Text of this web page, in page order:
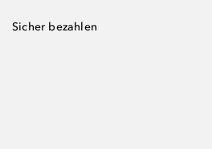
Sicher bezahlen